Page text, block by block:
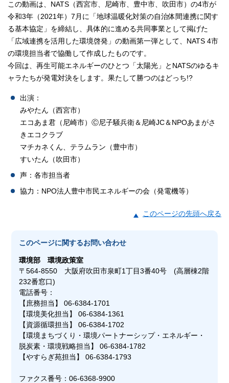
この動画は、NATS（西宮市、尼崎市、豊中市、吹田市）の4市が
令和3年（2021年）7月に「地球温暖化対策の自治体間連携に関す
る基本協定」を締結し、具体的に進める共同事業として掲げた
「広域連携を活用した環境啓発」の動画第一弾として、NATS 4市
の環境担当者で協働して作成したものです。
今回は、再生可能エネルギーのひとつ「太陽光」とNATSのゆるキ
ャラたちが発電対決をします。果たして勝つのはどっち!?
出演：
みやたん（西宮市）
エコあま君（尼崎市）Ⓒ尼子騒兵衛＆尼崎JC＆NPOあまがさ
きエコクラブ
マチカネくん、テラムラン（豊中市）
すいたん（吹田市）
声：各市担当者
協力：NPO法人豊中市民エネルギーの会（発電機等）
このページの先頭へ戻る
このページに関するお問い合わせ
環境部環境政策室
〒564-8550 大阪府吹田市泉町1丁目3番40号 (高層棟2階
232番窓口)
電話番号：
【庶務担当】 06-6384-1701
【環境美化担当】 06-6384-1361
【資源循環担当】 06-6384-1702
【環境まちづくり・環境パートナーシップ・エネルギー・
脱炭素・環境戦略担当】 06-6384-1782
【やすらぎ苑担当】 06-6384-1793
ファクス番号：06-6368-9900